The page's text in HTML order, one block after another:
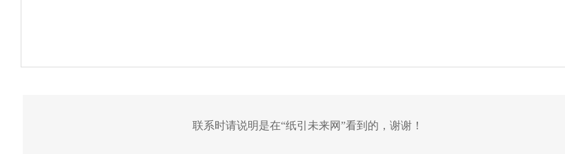
联系时请说明是在“纸引未来网”看到的，谢谢！